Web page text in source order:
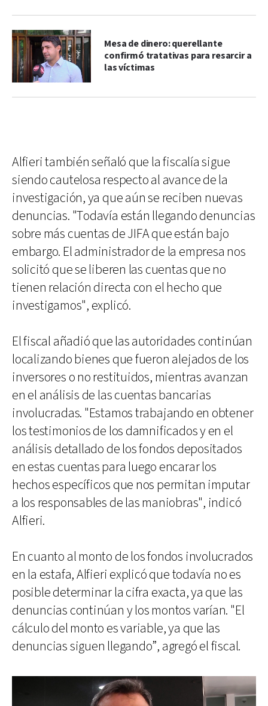
Mesa de dinero: querellante
confirmó tratativas para resarcir a
las víctimas
Alfieri también señaló que la fiscalía sigue
siendo cautelosa respecto al avance de la
investigación, ya que aún se reciben nuevas
denuncias. "Todavía están llegando denuncias
sobre más cuentas de JIFA que están bajo
embargo. El administrador de la empresa nos
solicitó que se liberen las cuentas que no
tienen relación directa con el hecho que
investigamos", explicó.
El fiscal añadió que las autoridades continúan
localizando bienes que fueron alejados de los
inversores o no restituidos, mientras avanzan
en el análisis de las cuentas bancarias
involucradas. "Estamos trabajando en obtener
los testimonios de los damnificados y en el
análisis detallado de los fondos depositados
en estas cuentas para luego encarar los
hechos específicos que nos permitan imputar
a los responsables de las maniobras", indicó
Alfieri.
En cuanto al monto de los fondos involucrados
en la estafa, Alfieri explicó que todavía no es
posible determinar la cifra exacta, ya que las
denuncias continúan y los montos varían. "El
cálculo del monto es variable, ya que las
denuncias siguen llegando”, agregó el fiscal.